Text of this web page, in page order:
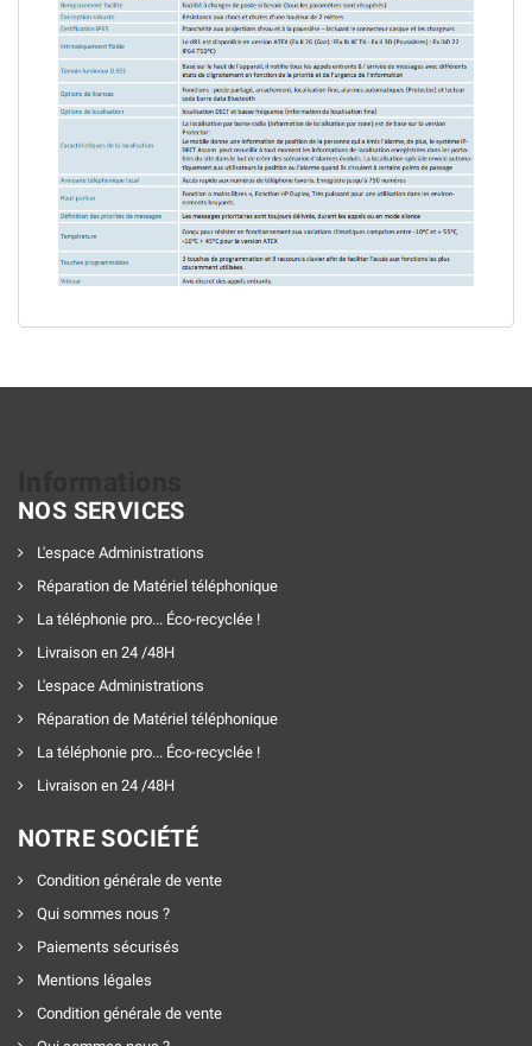
NOS SERVICES
L'espace Administrations
Réparation de Matériel téléphonique
La téléphonie pro... Éco-recyclée !
Livraison en 24 /48H
L'espace Administrations
Réparation de Matériel téléphonique
La téléphonie pro... Éco-recyclée !
Livraison en 24 /48H
NOTRE SOCIÉTÉ
Condition générale de vente
Qui sommes nous ?
Paiements sécurisés
Mentions légales
Condition générale de vente